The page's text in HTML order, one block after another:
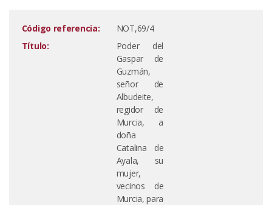
Código referencia:
NOT,69/4
Título:
Poder del
Gaspar de
Guzmán,
señor de
Albudeite,
regidor de
Murcia, a
doña
Catalina de
Ayala, su
mujer,
vecinos de
Murcia, para